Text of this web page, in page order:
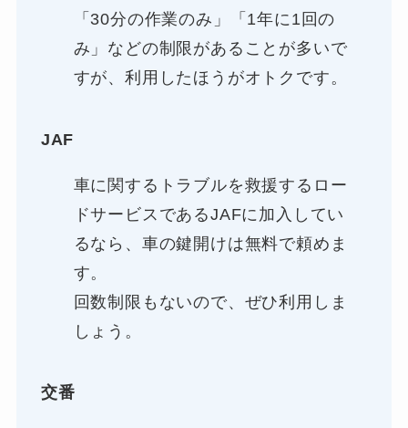
「30分の作業のみ」「1年に1回の
み」などの制限があることが多いで
すが、利用したほうがオトクです。
JAF
車に関するトラブルを救援するロー
ドサービスであるJAFに加入してい
るなら、車の鍵開けは無料で頼めま
す。
回数制限もないので、ぜひ利用しま
しょう。
交番